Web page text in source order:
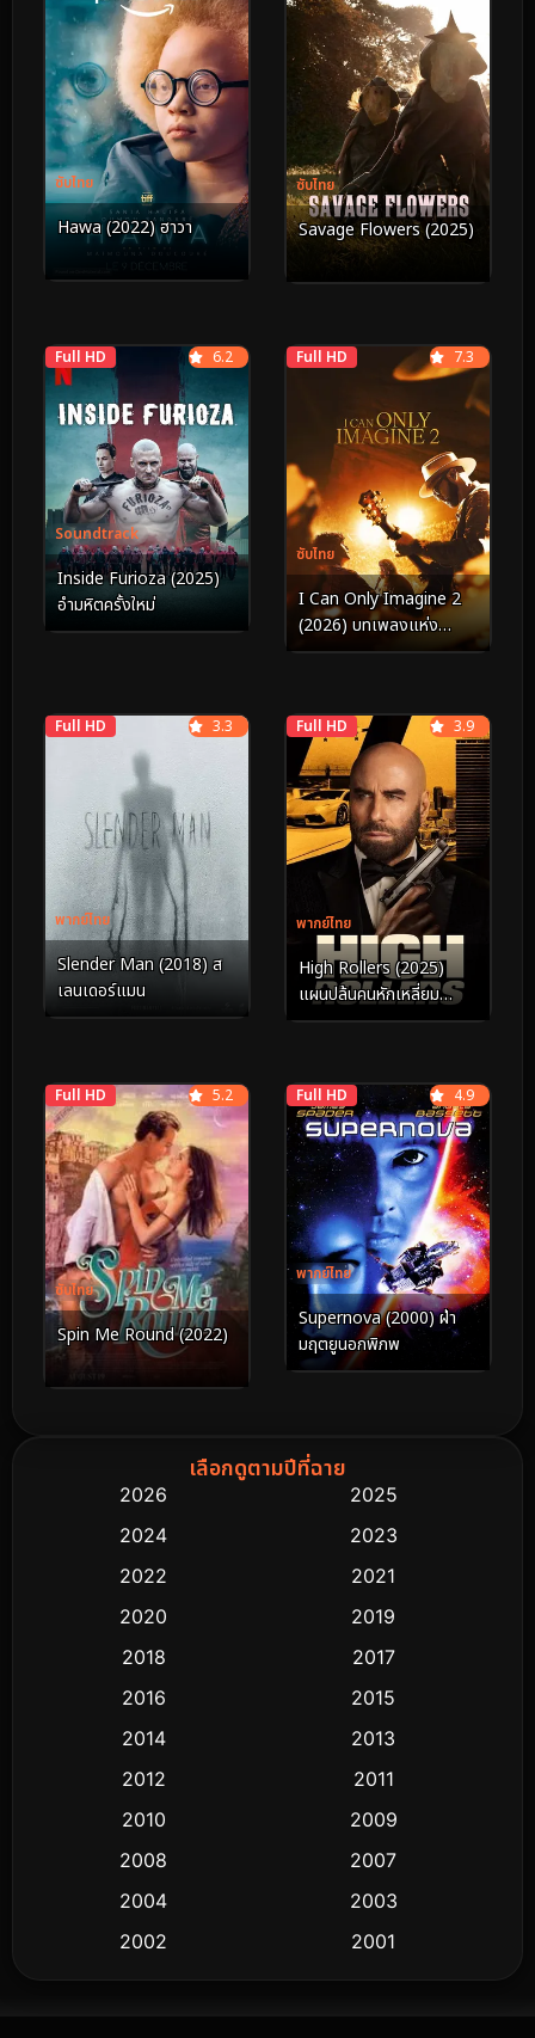
ซับไทย
Hawa (2022) ฮาวา
ซับไทย
Savage Flowers (2025)
Full HD
Soundtrack
6.2
Inside Furioza (2025)
อำมหิตครั้งใหม่
Full HD
ซับไทย
7.3
I Can Only Imagine 2
(2026) บทเพลงแห่ง
ศรัทธา 2​
Full HD
พากย์ไทย
3.3
Slender Man (2018) ส
เลนเดอร์แมน
Full HD
พากย์ไทย
3.9
High Rollers (2025)
แผนปล้นคนหักเหลี่ยม
ทะลวงกาสิโนเดือด
Full HD
ซับไทย
5.2
Spin Me Round (2022)
Full HD
พากย์ไทย
4.9
Supernova (2000) ฝ่า
มฤตยูนอกพิภพ
เลือกดูตามปีที่ฉาย
2026
2025
2024
2023
2022
2021
2020
2019
2018
2017
2016
2015
2014
2013
2012
2011
2010
2009
2008
2007
2004
2003
2002
2001
2000
1997